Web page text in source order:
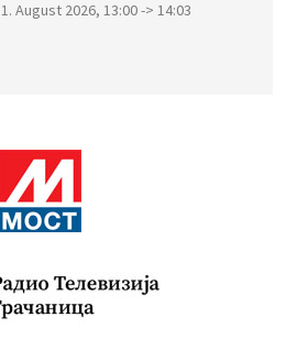
1. August 2026, 13:00 -> 14:03